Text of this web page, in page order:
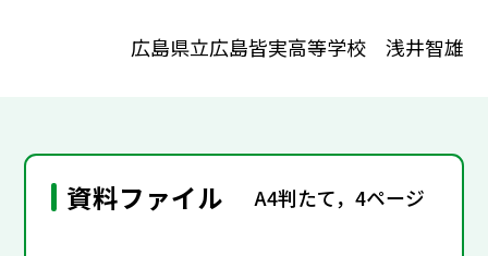
広島県立広島皆実高等学校 浅井智雄
資料ファイル A4判たて，4ページ